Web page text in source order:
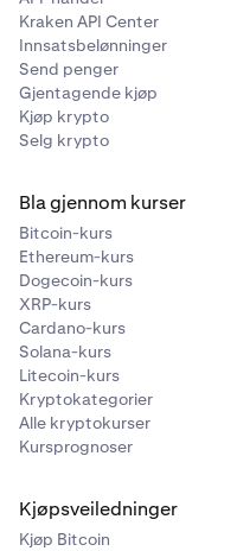
• AUD
• CAD
• JPY
• CHF
• BTC
• ETH
• XRP
• LTC
• DOGE
• XLM
• USDT
• ADA
•
• ATOM
Beløp
For å fullstendig lukke
margin, angir du samme
du utfører en ordre for
volum enn
«Nullvolum»-funksjon
For å lukke hele volumet
spesifikt par, kan du
lukkende transaksjon.
alle åpne spotposisjoner
med én ordre, for å
marked i perioder med
endres ofte, eller for å
av åpne spotposisjoner
Kraken API Center
Innsatsbelønninger
Send penger
Gjentagende kjøp
Kjøp krypto
Selg krypto
Bla gjennom kurser
Bitcoin-kurs
Ethereum-kurs
Dogecoin-kurs
XRP-kurs
Cardano-kurs
Solana-kurs
Litecoin-kurs
Kryptokategorier
Alle kryptokurser
Kursprognoser
Kjøpsveiledninger
Kjøp Bitcoin